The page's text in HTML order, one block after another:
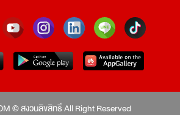
© สงวนลิขสิทธิ์ All Right Reserved